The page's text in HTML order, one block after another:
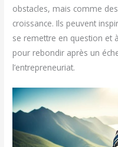
obstacles, mais comme
croissance. Ils peuvent
se remettre en question et
pour rebondir après un
l’entrepreneuriat.